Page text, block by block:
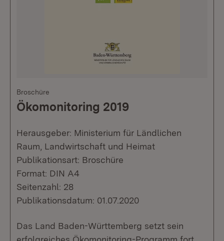
Broschüre
Ökomonitoring 2019
Herausgeber: Ministerium für Ländlichen
Raum, Landwirtschaft und Heimat
Publikationsart: Broschüre
Format: DIN A4
Seitenzahl: 28
Publikationsdatum: 01.07.2020
Das Land Baden-Württemberg setzt sein